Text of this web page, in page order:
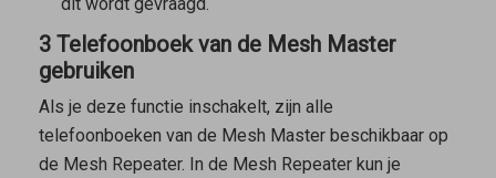
3 Telefoonboek van de Mesh Master
gebruiken
Als je deze functie inschakelt, zijn alle
telefoonboeken van de Mesh Masterbeschikbaar op
de Mesh Repeater. In de Mesh Repeaterkun je